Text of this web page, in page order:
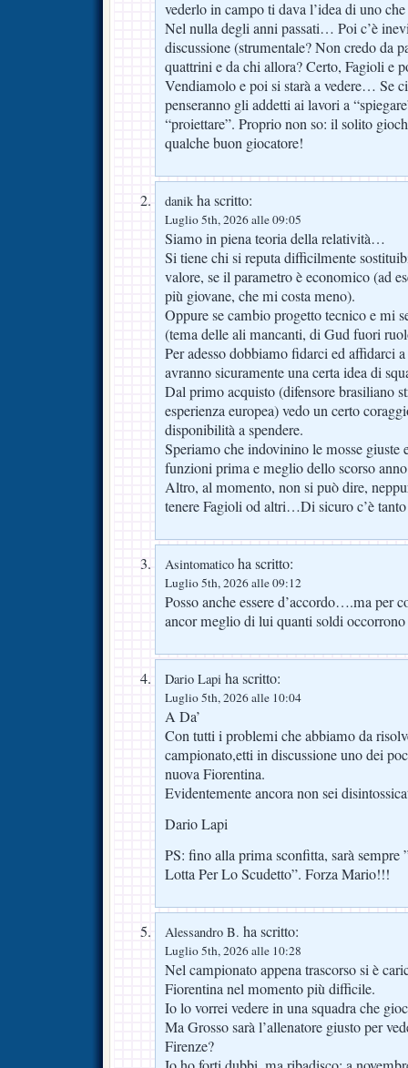
vederlo in campo ti dava l’idea di uno
Nel nulla degli anni passati… Poi c’è
discussione (strumentale? Non credo da
quattrini e da chi allora? Certo, Fagioli e
Vendiamolo e poi si starà a vedere… Se
penseranno gli addetti ai lavori a
“proiettare”. Proprio non so: il solito
qualche buon giocatore!
danik ha scritto:
Luglio 5th, 2026 alle 09:05
Siamo in piena teoria della relatività…
Si tiene chi si reputa difficilmente
valore, se il parametro è economico (ad
più giovane, che mi costa meno).
Oppure se cambio progetto tecnico e mi
(tema delle ali mancanti, di Gud fuori
Per adesso dobbiamo fidarci ed affidarci
avranno sicuramente una certa idea di
Dal primo acquisto (difensore brasiliano
esperienza europea) vedo un certo
disponibilità a spendere.
Speriamo che indovinino le mosse giuste
funzioni prima e meglio dello scorso
Altro, al momento, non si può dire,
tenere Fagioli od altri…Di sicuro c’è
Asintomatico ha scritto:
Luglio 5th, 2026 alle 09:12
Posso anche essere d’accordo….ma per
ancor meglio di lui quanti soldi occorrono
Dario Lapi ha scritto:
Luglio 5th, 2026 alle 10:04
A Da’
Con tutti i problemi che abbiamo da
campionato,etti in discussione uno dei
nuova Fiorentina.
Evidentemente ancora non sei
Dario Lapi
PS: fino alla prima sconfitta, sarà
Lotta Per Lo Scudetto”. Forza Mario!!!
Alessandro B. ha scritto:
Luglio 5th, 2026 alle 10:28
Nel campionato appena trascorso si è
Fiorentina nel momento più difficile.
Io lo vorrei vedere in una squadra che
Ma Grosso sarà l’allenatore giusto per
Firenze?